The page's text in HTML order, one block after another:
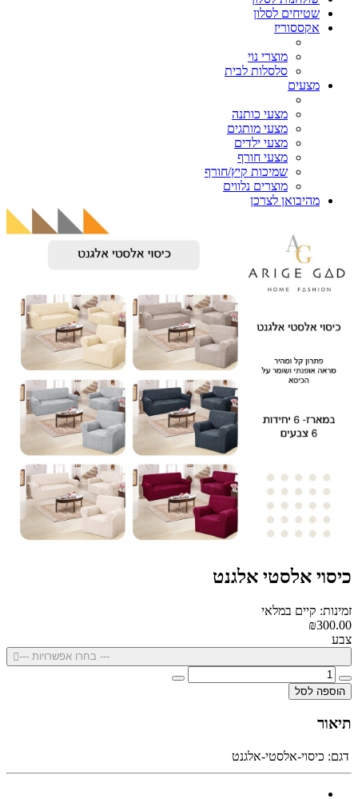
שטיחים לסלון
אקססוריז
מוצרי נוי
סלסלות לבית
מצעים
מצעי כותנה
מצעי מותגים
מצעי ילדים
מצעי חורף
שמיכות קיץ/חורף
מוצרים נלווים
מהיבואן לצרכן
כיסוי אלסטי אלגנט
זמינות: קיים במלאי
₪300.00
צבע
--- בחרו אפשרויות ---
הוספה לסל
תיאור
דגם: כיסוי-אלסטי-אלגנט